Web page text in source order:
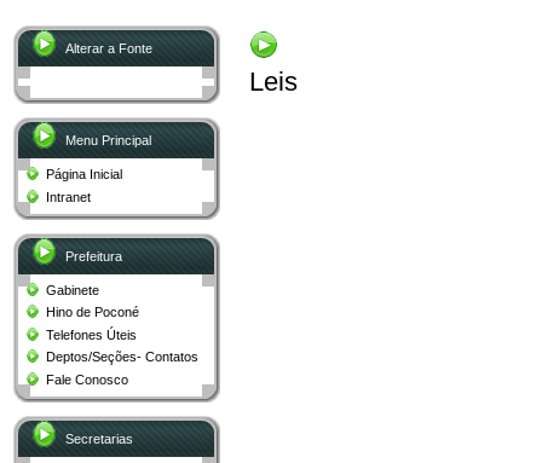
Alterar a Fonte
Menu Principal
Página Inicial
Intranet
Prefeitura
Gabinete
Hino de Poconé
Telefones Úteis
Deptos/Seções- Contatos
Fale Conosco
Secretarias
Leis